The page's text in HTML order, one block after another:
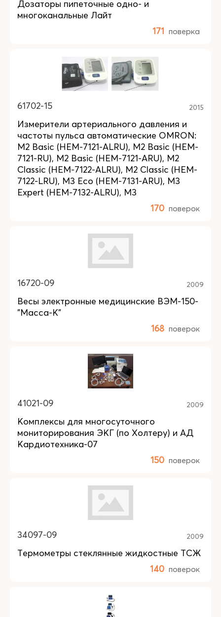
Дозаторы пипеточные одно- и
многоканальные Лайт
171 поверка
61702-15 2015
Измерители артериального давления и
частоты пульса автоматические OMRON:
M2 Basic (HEM-7121-ALRU), M2 Basic (HEM-
7121-RU), M2 Basic (HEM-7121-ARU), M2
Classic (HEM-7122-ALRU), M2 Classic (HEM-
7122-LRU), M3 Eco (HEM-7131-ARU), M3
Expert (HEM-7132-ALRU), M3
170 поверок
16720-09 2009
Весы электронные медицинские ВЭМ-150-
"Масса-К"
168 поверок
41021-09 2009
Комплексы для многосуточного
мониторирования ЭКГ (по Холтеру) и АД
Кардиотехника-07
150 поверок
34097-09 2009
Термометры стеклянные жидкостные ТСЖ
140 поверок